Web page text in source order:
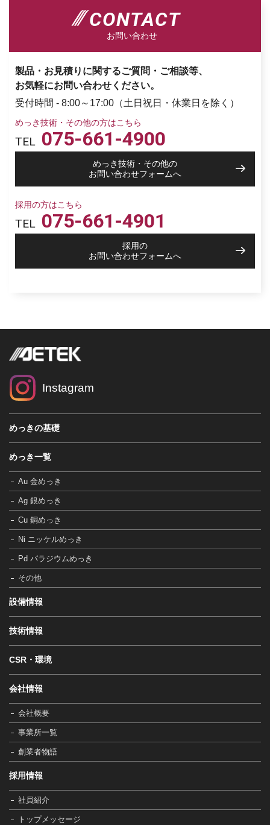
CONTACT
お問い合わせ
製品・お見積りに関するご質問・ご相談等、
お気軽にお問い合わせください。
受付時間 - 8:00～17:00（土日祝日・休業日を除く）
めっき技術・その他の方はこちら
TEL 075-661-4900
めっき技術・その他の
お問い合わせフォームへ
採用の方はこちら
TEL 075-661-4901
採用の
お問い合わせフォームへ
Instagram
めっきの基礎
めっき一覧
Au 金めっき
Ag 銀めっき
Cu 銅めっき
Ni ニッケルめっき
Pd パラジウムめっき
その他
設備情報
技術情報
CSR・環境
会社情報
会社概要
事業所一覧
創業者物語
採用情報
社員紹介
トップメッセージ